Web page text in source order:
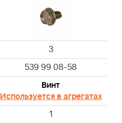
3
539 99 08-58
Винт
Используется в агрегатах
1